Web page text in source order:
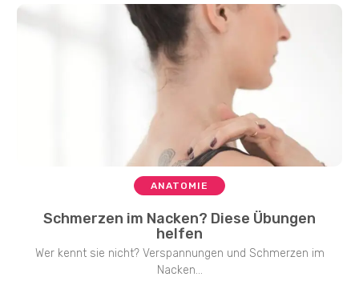
ANATOMIE
Schmerzen im Nacken? Diese Übungen
helfen
Wer kennt sie nicht? Verspannungen und Schmerzen im
Nacken...